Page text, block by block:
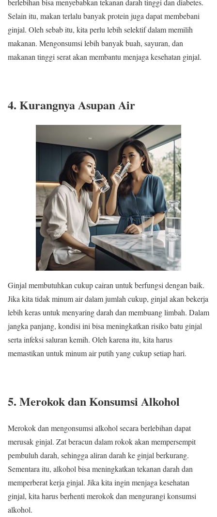
berlebihan bisa menyebabkan tekanan darah tinggi dan diabetes.
Selain itu, makan terlalu banyak protein juga dapat membebani
ginjal. Oleh sebab itu, kita perlu lebih selektif dalam memilih
makanan. Mengonsumsi lebih banyak buah, sayuran, dan
makanan tinggi serat akan membantu menjaga kesehatan ginjal.
4. Kurangnya Asupan Air
Ginjal membutuhkan cukup cairan untuk berfungsi dengan baik.
Jika kita tidak minum air dalam jumlah cukup, ginjal akan bekerja
lebih keras untuk menyaring darah dan membuang limbah. Dalam
jangka panjang, kondisi ini bisa meningkatkan risiko batu ginjal
serta infeksi saluran kemih. Oleh karena itu, kita harus
memastikan untuk minum air putih yang cukup setiap hari.
5. Merokok dan Konsumsi Alkohol
Merokok dan mengonsumsi alkohol secara berlebihan dapat
merusak ginjal. Zat beracun dalam rokok akan mempersempit
pembuluh darah, sehingga aliran darah ke ginjal berkurang.
Sementara itu, alkohol bisa meningkatkan tekanan darah dan
memperberat kerja ginjal. Jika kita ingin menjaga kesehatan
ginjal, kita harus berhenti merokok dan mengurangi konsumsi
alkohol.